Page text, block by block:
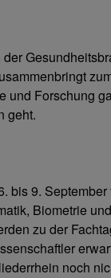
Forschung
geht.
bis 9.
Biometrie
zu der
noch